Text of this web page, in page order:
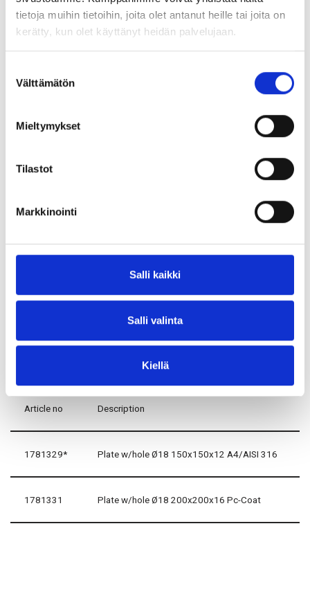
tietoja muihin tietoihin, joita olet antanut heille tai joita on
kerätty, kun olet käyttänyt heidän palvelujaan.
valinta
Välttämätön
Mieltymykset
Tilastot
Markkinointi
Salli kaikki
Salli valinta
Kiellä
1781325 Plate M24/Ø200×20 M/27×60 Pc-Coat
With threaded hole – Pc-Coat™
1781330
Plate m/M16 threaded hole 300x150x16 Pc-
Article no Description
1781329* Plate w/hole Ø18 150x150x12 A4/AISI 316
1781331 Plate w/hole Ø18 200x200x16 Pc-Coat